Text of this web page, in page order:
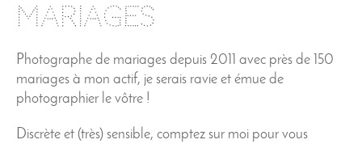
Mariages
Photographe de mariages depuis 2011 avec près de 150
mariages à mon actif, je serais ravie et émue de
photographier le vôtre !
Discrète et (très) sensible, comptez sur moi pour vous